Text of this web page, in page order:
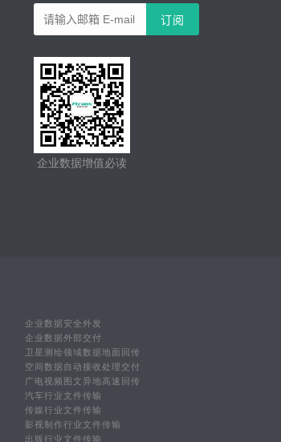
企业数据增值必读
企业数据安全外发
企业数据外部交付
卫星测绘领域数据地面回传
空间数据自动接收处理交付
广电视频图文异地高速回传
汽车行业文件传输
传媒行业文件传输
影视制作行业文件传输
出版行业文件传输